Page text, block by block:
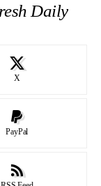
Daily
X
PayPal